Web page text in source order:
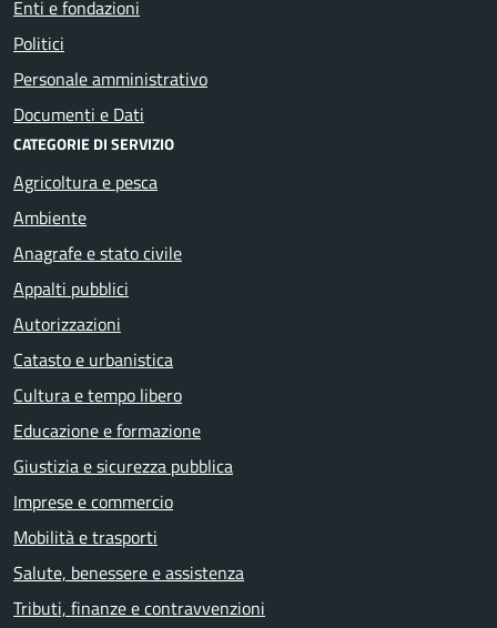
Enti e fondazioni
Politici
Personale amministrativo
Documenti e Dati
CATEGORIE DI SERVIZIO
Agricoltura e pesca
Ambiente
Anagrafe e stato civile
Appalti pubblici
Autorizzazioni
Catasto e urbanistica
Cultura e tempo libero
Educazione e formazione
Giustizia e sicurezza pubblica
Imprese e commercio
Mobilità e trasporti
Salute, benessere e assistenza
Tributi, finanze e contravvenzioni